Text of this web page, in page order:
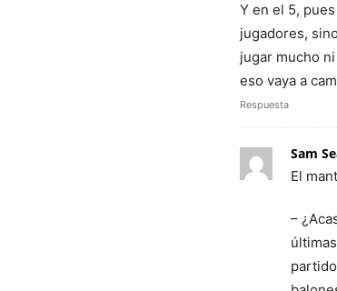
Y en el 5,
jugadores,
jugar mucho
eso vaya a
Respuesta
Sam
El
–